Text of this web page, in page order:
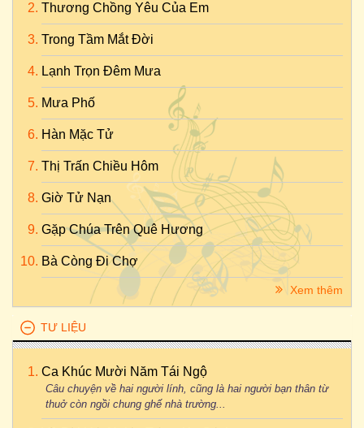
Thương Chồng Yêu Của Em
Trong Tầm Mắt Đời
Lạnh Trọn Đêm Mưa
Mưa Phố
Hàn Mặc Tử
Thị Trấn Chiều Hôm
Giờ Tử Nạn
Gặp Chúa Trên Quê Hương
Bà Còng Đi Chợ
Xem thêm
TƯ LIỆU
Ca Khúc Mười Năm Tái Ngộ
Câu chuyện về hai người lính, cũng là hai người bạn thân từ
thuở còn ngồi chung ghế nhà trường...